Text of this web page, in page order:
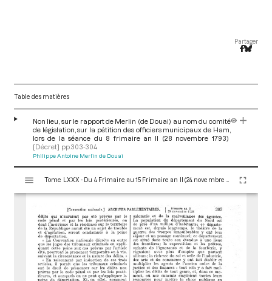
Partager
Table des matières
Non lieu, sur le rapport de Merlin (de Douai) au nom du comité
de législation, sur la pétition des officiers municipaux de Ham,
lors de la séance du 8 frimaire an II (28 novembre 1793)
[Décret] pp.303-304
Philippe Antoine Merlin de Douai
s